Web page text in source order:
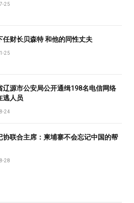
25
任财长贝森特 和他的同性丈夫
25
辽源市公安局公开通缉198名电信网络
逃人员
24
协联合主席：柬埔寨不会忘记中国的帮
28